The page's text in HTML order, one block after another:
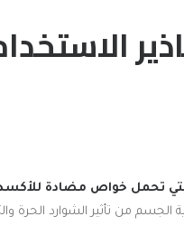
تحمل خواص مضادة
من تأثير الشوارد الحرة